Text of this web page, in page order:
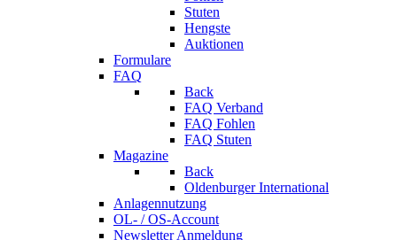
Stuten
Hengste
Auktionen
Formulare
FAQ
Back
FAQ Verband
FAQ Fohlen
FAQ Stuten
Magazine
Back
Oldenburger International
Anlagennutzung
OL- / OS-Account
Newsletter Anmeldung